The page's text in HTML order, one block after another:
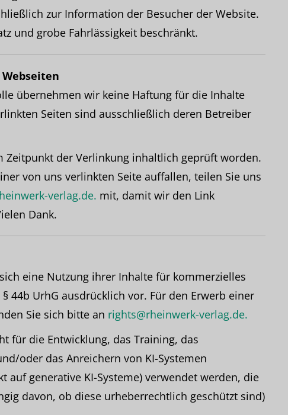
zur Information der Besucher der Website.
und grobe Fahrlässigkeit beschränkt.
übernehmen wir keine Haftung für die Inhalte
Seiten sind ausschließlich deren Betreiber
Zeitpunkt der Verlinkung inhaltlich geprüft worden.
von uns verlinkten Seite auffallen, teilen Sie uns
verlag.de. mit, damit wir den Link
Dank.
eine Nutzung ihrer Inhalte für kommerzielles
44b UrhG ausdrücklich vor. Für den Erwerb einer
Sie sich bitte an rights@rheinwerk-verlag.de.
für die Entwicklung, das Training, das
oder das Anreichern von KI-Systemen
auf generative KI-Systeme) verwendet werden, die
davon, ob diese urheberrechtlich geschützt sind)